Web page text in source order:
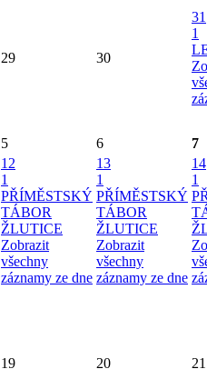
29 30
31
1
5 6
7
12
1
PŘÍMĚSTSKÝ
TÁBOR
ŽLUTICE
Zobrazit
všechny
záznamy ze dne
13
1
PŘÍMĚSTSKÝ
TÁBOR
ŽLUTICE
Zobrazit
všechny
záznamy ze dne
14
1
19 20 21